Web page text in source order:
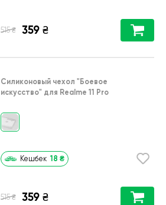
515 ₴ 359 ₴
Силиконовый чехол "Боевое
искусство" для Realme 11 Pro
Кешбек 18 ₴
515 ₴ 359 ₴